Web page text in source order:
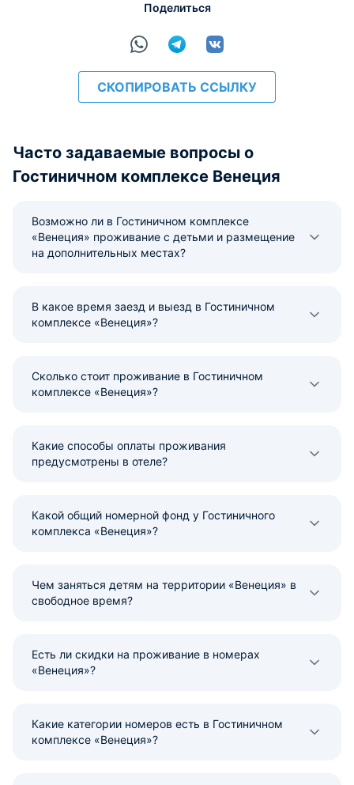
Поделиться
СКОПИРОВАТЬ ССЫЛКУ
Часто задаваемые вопросы о
Гостиничном комплексе Венеция
Возможно ли в Гостиничном комплексе
«Венеция» проживание с детьми и размещение
на дополнительных местах?
В какое время заезд и выезд в Гостиничном
комплексе «Венеция»?
Сколько стоит проживание в Гостиничном
комплексе «Венеция»?
Какие способы оплаты проживания
предусмотрены в отеле?
Какой общий номерной фонд у Гостиничного
комплекса «Венеция»?
Чем заняться детям на территории «Венеция» в
свободное время?
Есть ли скидки на проживание в номерах
«Венеция»?
Какие категории номеров есть в Гостиничном
комплексе «Венеция»?